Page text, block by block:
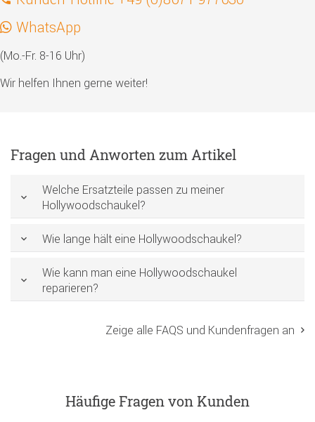
WhatsApp
(Mo.-Fr. 8-16 Uhr)
Wir helfen Ihnen gerne weiter!
Fragen und Anworten zum Artikel
Welche Ersatzteile passen zu meiner
Hollywoodschaukel?
Wie lange hält eine Hollywoodschaukel?
Wie kann man eine Hollywoodschaukel
reparieren?
Zeige alle FAQS und Kundenfragen an
Häufige Fragen von Kunden